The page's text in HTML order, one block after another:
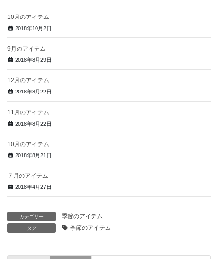
10月のアイテム
2018年10月2日
9月のアイテム
2018年8月29日
12月のアイテム
2018年8月22日
11月のアイテム
2018年8月22日
10月のアイテム
2018年8月21日
７月のアイテム
2018年4月27日
カテゴリー 季節のアイテム
タグ 季節のアイテム